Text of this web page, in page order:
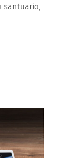
santuario,